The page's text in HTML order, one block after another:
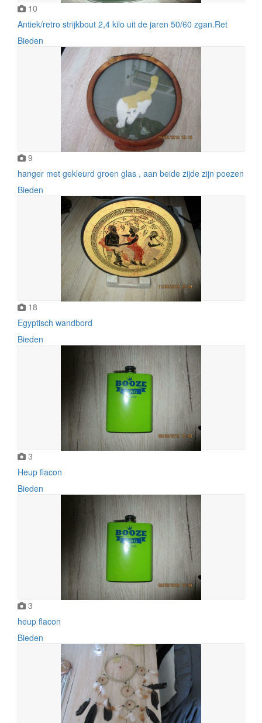
10
Antiek/retro strijkbout 2,4 kilo uit de jaren 50/60 zgan.Ret
Bieden
9
hanger met gekleurd groen glas , aan beide zijde zijn poezen
Bieden
18
Egyptisch wandbord
Bieden
3
Heup flacon
Bieden
3
heup flacon
Bieden